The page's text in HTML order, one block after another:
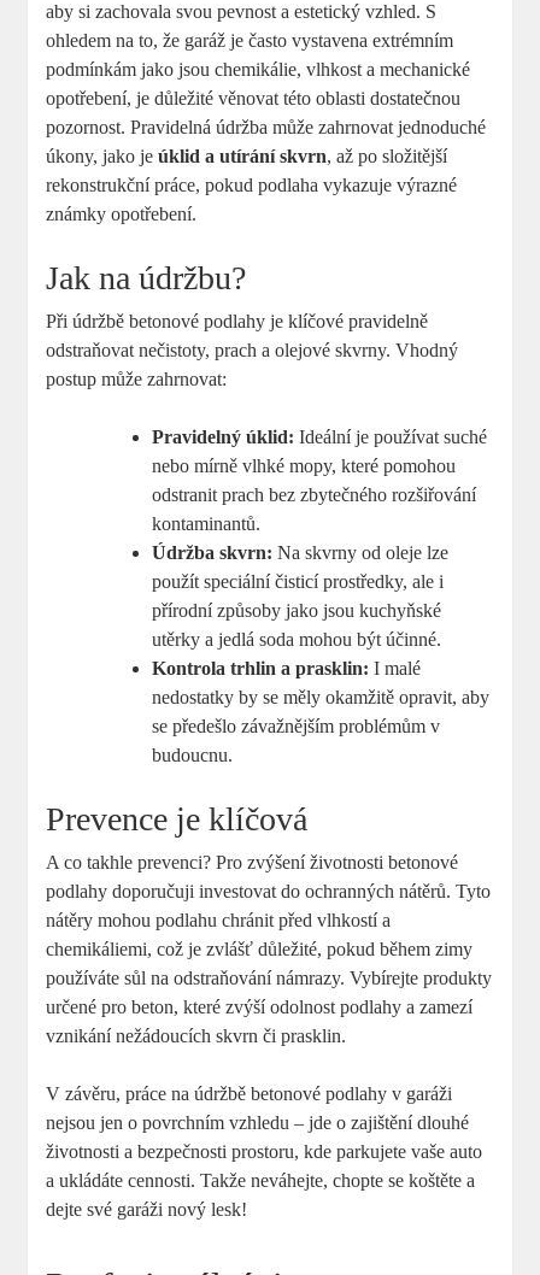
aby si zachovala svou pevnost a estetický vzhled. S
ohledem na to, že garáž je často vystavena extrémním
podmínkám jako jsou chemikálie, vlhkost a mechanické
opotřebení, je důležité věnovat této oblasti dostatečnou
pozornost. Pravidelná údržba může zahrnovat jednoduché
úkony, jako jeúklid a utírání skvrn, až po složitější
rekonstrukční práce, pokud podlaha vykazuje výrazné
známky opotřebení.
Jak na údržbu?
Při údržbě betonové podlahy je klíčové pravidelně
odstraňovat nečistoty, prach a olejové skvrny. Vhodný
postup může zahrnovat:
Pravidelný úklid: Ideální je používat suché
nebo mírně vlhké mopy, které pomohou
odstranit prach bez zbytečného rozšiřování
kontaminantů.
Údržba skvrn: Na skvrny od oleje lze
použít speciální čisticí prostředky, ale i
přírodní způsoby jako jsou kuchyňské
utěrky a jedlá soda mohou být účinné.
Kontrola trhlin a prasklin: I malé
nedostatky by se měly okamžitě opravit, aby
se předešlo závažnějším problémům v
budoucnu.
Prevence je klíčová
A co takhle prevenci? Pro zvýšení životnosti betonové
podlahy doporučuji investovat do ochranných nátěrů. Tyto
nátěry mohou podlahu chránit před vlhkostí a
chemikáliemi, což je zvlášť důležité, pokud během zimy
používáte sůl na odstraňování námrazy. Vybírejte produkty
určené pro beton, které zvýší odolnost podlahy a zamezí
vznikání nežádoucích skvrn či prasklin.
V závěru, práce na údržbě betonové podlahy v garáži
nejsou jen o povrchním vzhledu – jde o zajištění dlouhé
životnosti a bezpečnosti prostoru, kde parkujete vaše auto
a ukládáte cennosti. Takže neváhejte, chopte se koštěte a
dejte své garáži nový lesk!